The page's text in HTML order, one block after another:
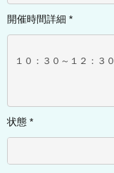
開催時間詳細 *
１０：３０～１２：３０
状態 *